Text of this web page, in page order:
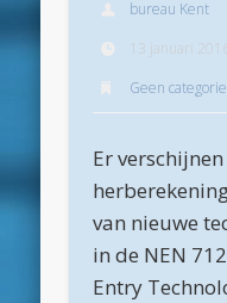
Archieven
juni 2026
mei 2026
april 2026
maart 2026
februari 2026
bureau Kent
13 januari 2016
Geen categorie
Er verschijnen
van nieuwe
in de NEN
Entry